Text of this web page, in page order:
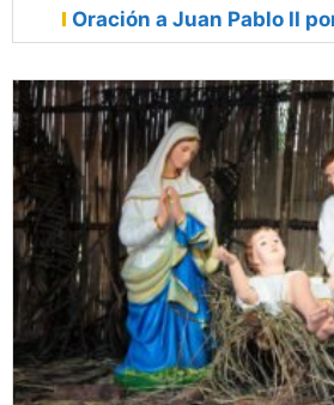
Oración a Juan Pablo II